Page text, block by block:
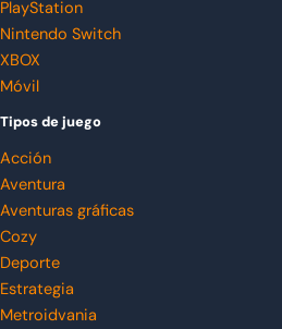
PlayStation
Nintendo Switch
XBOX
Móvil
Tipos de juego
Acción
Aventura
Aventuras gráficas
Cozy
Deporte
Estrategia
Metroidvania